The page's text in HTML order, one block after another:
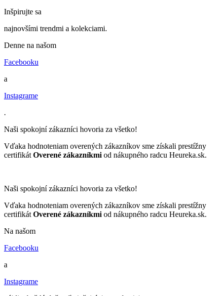
Inšpirujte sa
najnovšími trendmi a kolekciami.
Denne na našom
Facebooku
a
Instagrame
.
Naši spokojní zákazníci hovoria za všetko!
Vďaka hodnoteniam overených zákazníkov sme získali prestížny
certifikát Overené zákazníkmi od nákupného radcu Heureka.sk.
Naši spokojní zákazníci hovoria za všetko!
Vďaka hodnoteniam overených zákazníkov sme získali prestížny
certifikát Overené zákazníkmi od nákupného radcu Heureka.sk.
Na našom
Facebooku
a
Instagrame